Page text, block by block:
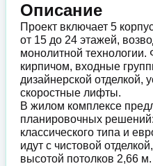
Описание
Проект включает 5
от 15 до 24 этажей,
монолитной
кирпичом, входные
дизайнерской
скоростные лифты.
В жилом комплексе
планировочных
классического типа и
идут с чистовой
высотой потолков 2,66